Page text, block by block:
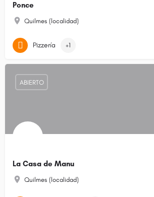
Ponce
Quilmes (localidad)
Pizzería +1
La Casa de Manu
Quilmes (localidad)
ABIERTO